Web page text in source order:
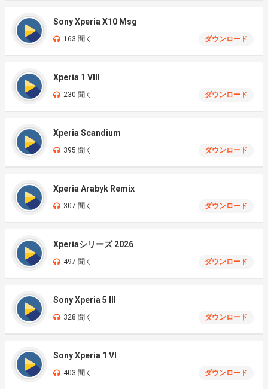
Sony Xperia X10 Msg
163 聞く ダウンロード
Xperia 1 VIII
230 聞く ダウンロード
Xperia Scandium
395 聞く ダウンロード
Xperia Arabyk Remix
307 聞く ダウンロード
Xperiaシリーズ 2026
497 聞く ダウンロード
Sony Xperia 5 III
328 聞く ダウンロード
Sony Xperia 1 VI
403 聞く ダウンロード